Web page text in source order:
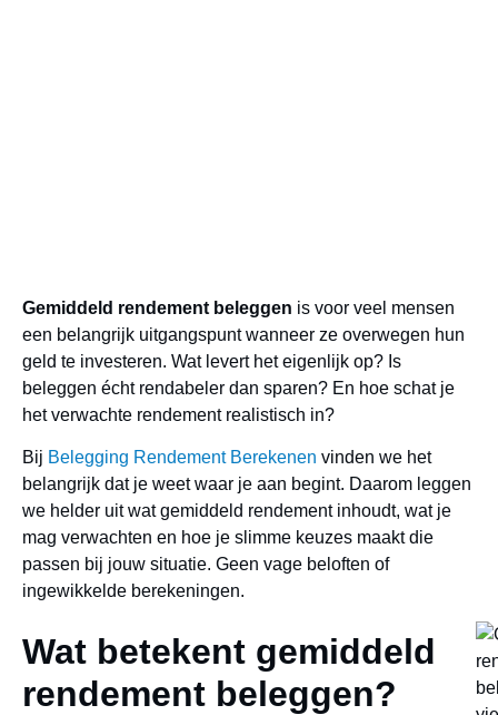
Gemiddeld rendement beleggen is voor veel mensen
een belangrijk uitgangspunt wanneer ze overwegen hun
geld te investeren. Wat levert het eigenlijk op? Is
beleggen écht rendabeler dan sparen? En hoe schat je
het verwachte rendement realistisch in?
Bij Belegging Rendement Berekenen vinden we het
belangrijk dat je weet waar je aan begint. Daarom leggen
we helder uit wat gemiddeld rendement inhoudt, wat je
mag verwachten en hoe je slimme keuzes maakt die
passen bij jouw situatie. Geen vage beloften of
ingewikkelde berekeningen.
Wat betekent gemiddeld
rendement beleggen?